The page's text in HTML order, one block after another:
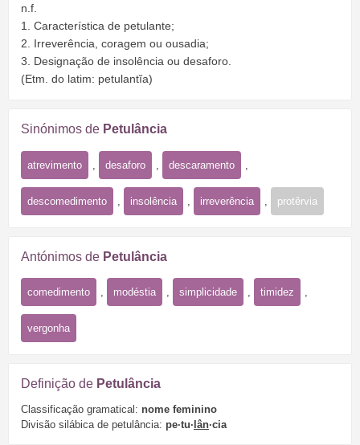
n.f.
1. Característica de petulante;
2. Irreverência, coragem ou ousadia;
3. Designação de insolência ou desaforo.
(Etm. do latim: petulantĭa)
Sinónimos de Petulância
atrevimento desaforo descaramento
descomedimento insolência irreverência protêrvia
Antónimos de Petulância
comedimento , modéstia , simplicidade , timidez ,
vergonha
Definição de Petulância
Classificação gramatical: nome feminino
Divisão silábica de petulância: pe·tu· lân·cia